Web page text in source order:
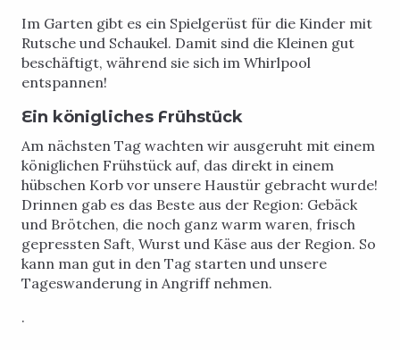
Im Garten gibt es ein Spielgerüst für die Kinder mit
Rutsche und Schaukel. Damit sind die Kleinen gut
beschäftigt, während sie sich im Whirlpool
entspannen!
Ein königliches Frühstück
Am nächsten Tag wachten wir ausgeruht mit einem
königlichen Frühstück auf, das direkt in einem
hübschen Korb vor unsere Haustür gebracht wurde!
Drinnen gab es das Beste aus der Region: Gebäck
und Brötchen, die noch ganz warm waren, frisch
gepressten Saft, Wurst und Käse aus der Region. So
kann man gut in den Tag starten und unsere
Tageswanderung in Angriff nehmen.
.